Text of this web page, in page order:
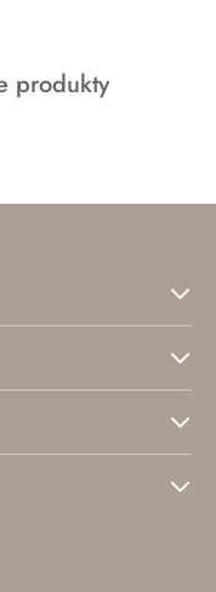
produkty